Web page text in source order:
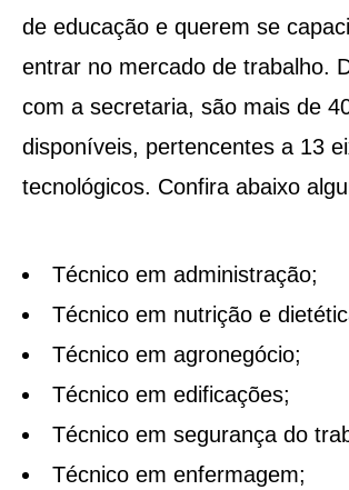
de educação e querem se
entrar no mercado de trabalho.
com a secretaria, são mais de
disponíveis, pertencentes a 13
tecnológicos. Confira abaixo
Técnico em administração;
Técnico em nutrição e
Técnico em agronegócio;
Técnico em edificações;
Técnico em segurança do
Técnico em enfermagem;